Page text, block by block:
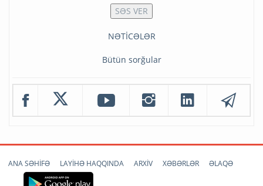
NƏTİCƏLƏR
Bütün sorğular
ANA SƏHİFƏ LAYİHƏ HAQQINDA ARXİV XƏBƏRLƏR ƏLAQƏ